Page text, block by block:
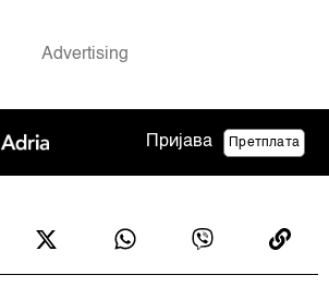
Пријава Претплата